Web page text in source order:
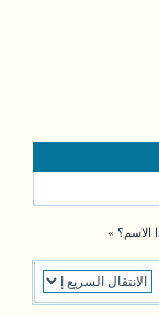
الاسم؟ »